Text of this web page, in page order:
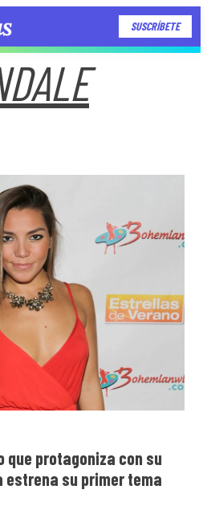
SUSCRÍBETE
que protagoniza con su
estrena su primer tema